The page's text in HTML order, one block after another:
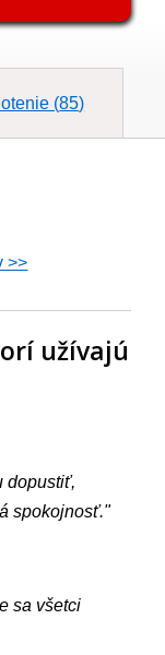
(85)
>>
užívajú
dopustiť,
spokojnosť."
sa všetci